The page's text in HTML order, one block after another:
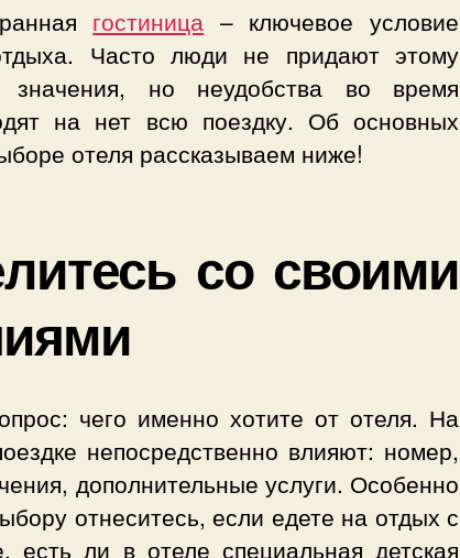
гостиница – ключевое условие
Часто люди не придают этому
значения, но неудобства во время
на нет всю поездку. Об основных
отеля рассказываем ниже!
со своими
чего именно хотите от отеля. На
непосредственно влияют: номер,
дополнительные услуги. Особенно
отнеситесь, если едете на отдых с
есть ли в отеле специальная детская